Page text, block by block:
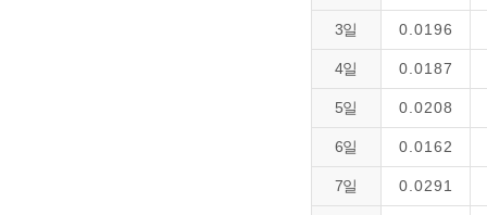
3일 0.0196
4일 0.0187
5일 0.0208
6일 0.0162
7일 0.0291